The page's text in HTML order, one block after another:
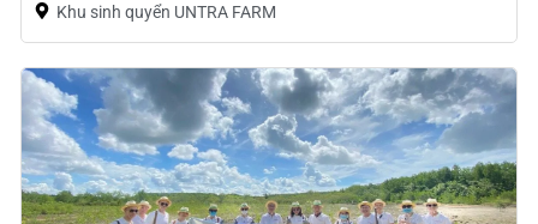
Khu sinh quyển UNTRA FARM